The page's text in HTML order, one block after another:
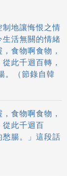
地讓悔恨之情
活無關的情緒
食物啊食物，
此千迴百轉，
。（節錄自韓
食物啊食物，
此千迴百
腸。」這段話